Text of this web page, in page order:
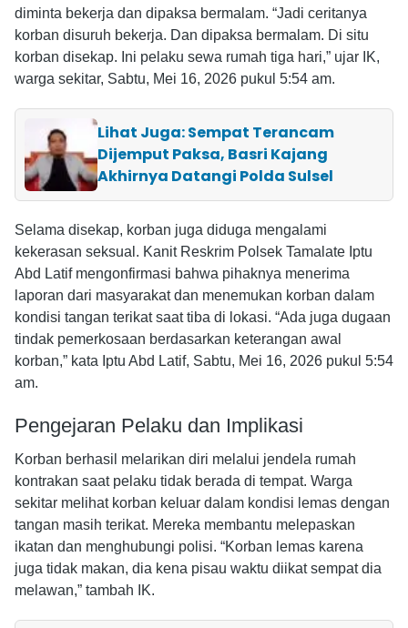
diminta bekerja dan dipaksa bermalam. “Jadi ceritanya
korban disuruh bekerja. Dan dipaksa bermalam. Di situ
korban disekap. Ini pelaku sewa rumah tiga hari,” ujar IK,
warga sekitar, Sabtu, Mei 16, 2026 pukul 5:54 am.
Lihat Juga: Sempat Terancam
Dijemput Paksa, Basri Kajang
Akhirnya Datangi Polda Sulsel
Selama disekap, korban juga diduga mengalami
kekerasan seksual. Kanit Reskrim Polsek Tamalate Iptu
Abd Latif mengonfirmasi bahwa pihaknya menerima
laporan dari masyarakat dan menemukan korban dalam
kondisi tangan terikat saat tiba di lokasi. “Ada juga dugaan
tindak pemerkosaan berdasarkan keterangan awal
korban,” kata Iptu Abd Latif, Sabtu, Mei 16, 2026 pukul 5:54
am.
Pengejaran Pelaku dan Implikasi
Korban berhasil melarikan diri melalui jendela rumah
kontrakan saat pelaku tidak berada di tempat. Warga
sekitar melihat korban keluar dalam kondisi lemas dengan
tangan masih terikat. Mereka membantu melepaskan
ikatan dan menghubungi polisi. “Korban lemas karena
juga tidak makan, dia kena pisau waktu diikat sempat dia
melawan,” tambah IK.